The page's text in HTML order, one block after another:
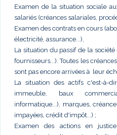
Examen de la situation sociale
salariés (créances salariales,
Examen des contrats en cours
électricité, assurance...),
La situation du passif de la
fournisseurs...). Toutes les
sont pas encore arrivées à leur
La situation des actifs c'est-à-
immeuble, baux
informatique...), marques,
impayées, crédit d'impôt...) ;
Examen des actions en